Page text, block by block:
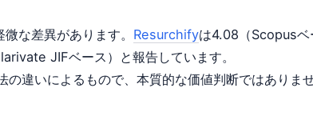
な差異があります。 Resurchifyは4.08（Scopus
JIFベース）と報告しています。
違いによるもので、本質的な価値判断ではありませ